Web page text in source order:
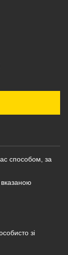
способом, за
зі